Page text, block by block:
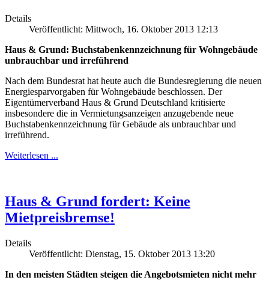
Details
Veröffentlicht: Mittwoch, 16. Oktober 2013 12:13
Haus & Grund: Buchstabenkennzeichnung für Wohngebäude
unbrauchbar und irreführend
Nach dem Bundesrat hat heute auch die Bundesregierung die neuen
Energiesparvorgaben für Wohngebäude beschlossen. Der
Eigentümerverband Haus & Grund Deutschland kritisierte
insbesondere die in Vermietungsanzeigen anzugebende neue
Buchstabenkennzeichnung für Gebäude als unbrauchbar und
irreführend.
Weiterlesen ...
Haus & Grund fordert: Keine
Mietpreisbremse!
Details
Veröffentlicht: Dienstag, 15. Oktober 2013 13:20
In den meisten Städten steigen die Angebotsmieten nicht mehr